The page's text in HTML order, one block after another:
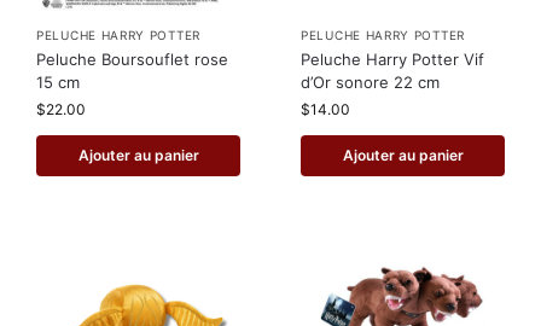
PELUCHE HARRY POTTER
Peluche Boursouflet rose
15 cm
$22.00
Ajouter au panier
PELUCHE HARRY POTTER
Peluche Harry Potter Vif
d’Or sonore 22 cm
$14.00
Ajouter au panier